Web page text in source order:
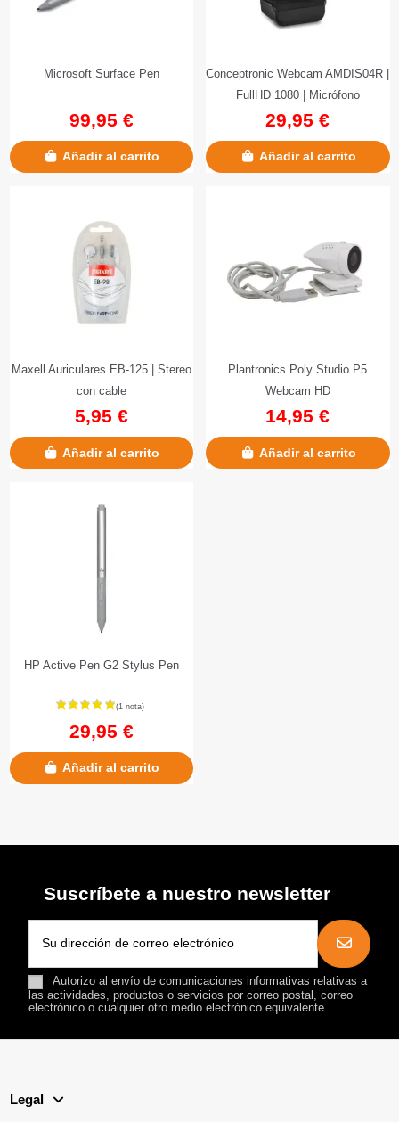
Microsoft Surface Pen
99,95 €
Añadir al carrito
Conceptronic Webcam AMDIS04R |
FullHD 1080 | Micrófono
29,95 €
Añadir al carrito
Maxell Auriculares EB-125 | Stereo
con cable
5,95 €
Añadir al carrito
Plantronics Poly Studio P5
Webcam HD
14,95 €
Añadir al carrito
HP Active Pen G2 Stylus Pen
29,95 €
Añadir al carrito
Suscríbete a nuestro newsletter
Autorizo al envío de comunicaciones informativas relativas a
las actividades, productos o servicios por correo postal, correo
electrónico o cualquier otro medio electrónico equivalente.
Legal